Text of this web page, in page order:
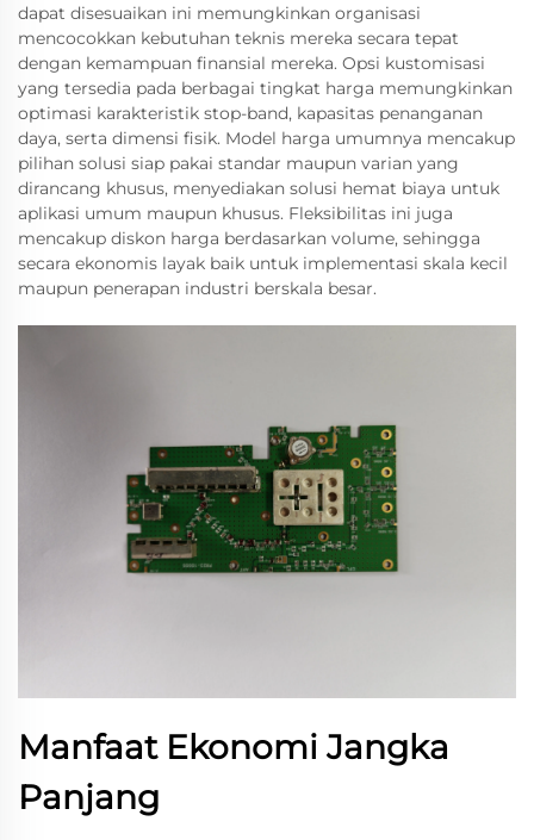
dapat disesuaikan ini memungkinkan organisasi
mencocokkan kebutuhan teknis mereka secara tepat
dengan kemampuan finansial mereka. Opsi kustomisasi
yang tersedia pada berbagai tingkat harga memungkinkan
optimasi karakteristik stop-band, kapasitas penanganan
daya, serta dimensi fisik. Model harga umumnya mencakup
pilihan solusi siap pakai standar maupun varian yang
dirancang khusus, menyediakan solusi hemat biaya untuk
aplikasi umum maupun khusus. Fleksibilitas ini juga
mencakup diskon harga berdasarkan volume, sehingga
secara ekonomis layak baik untuk implementasi skala kecil
maupun penerapan industri berskala besar.
Manfaat Ekonomi Jangka
Panjang